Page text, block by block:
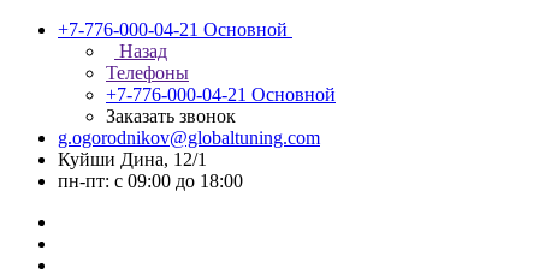
+7-776-000-04-21 Основной
Назад
Телефоны
+7-776-000-04-21 Основной
Заказать звонок
g.ogorodnikov@globaltuning.com
Куйши Дина, 12/1
пн-пт: с 09:00 до 18:00